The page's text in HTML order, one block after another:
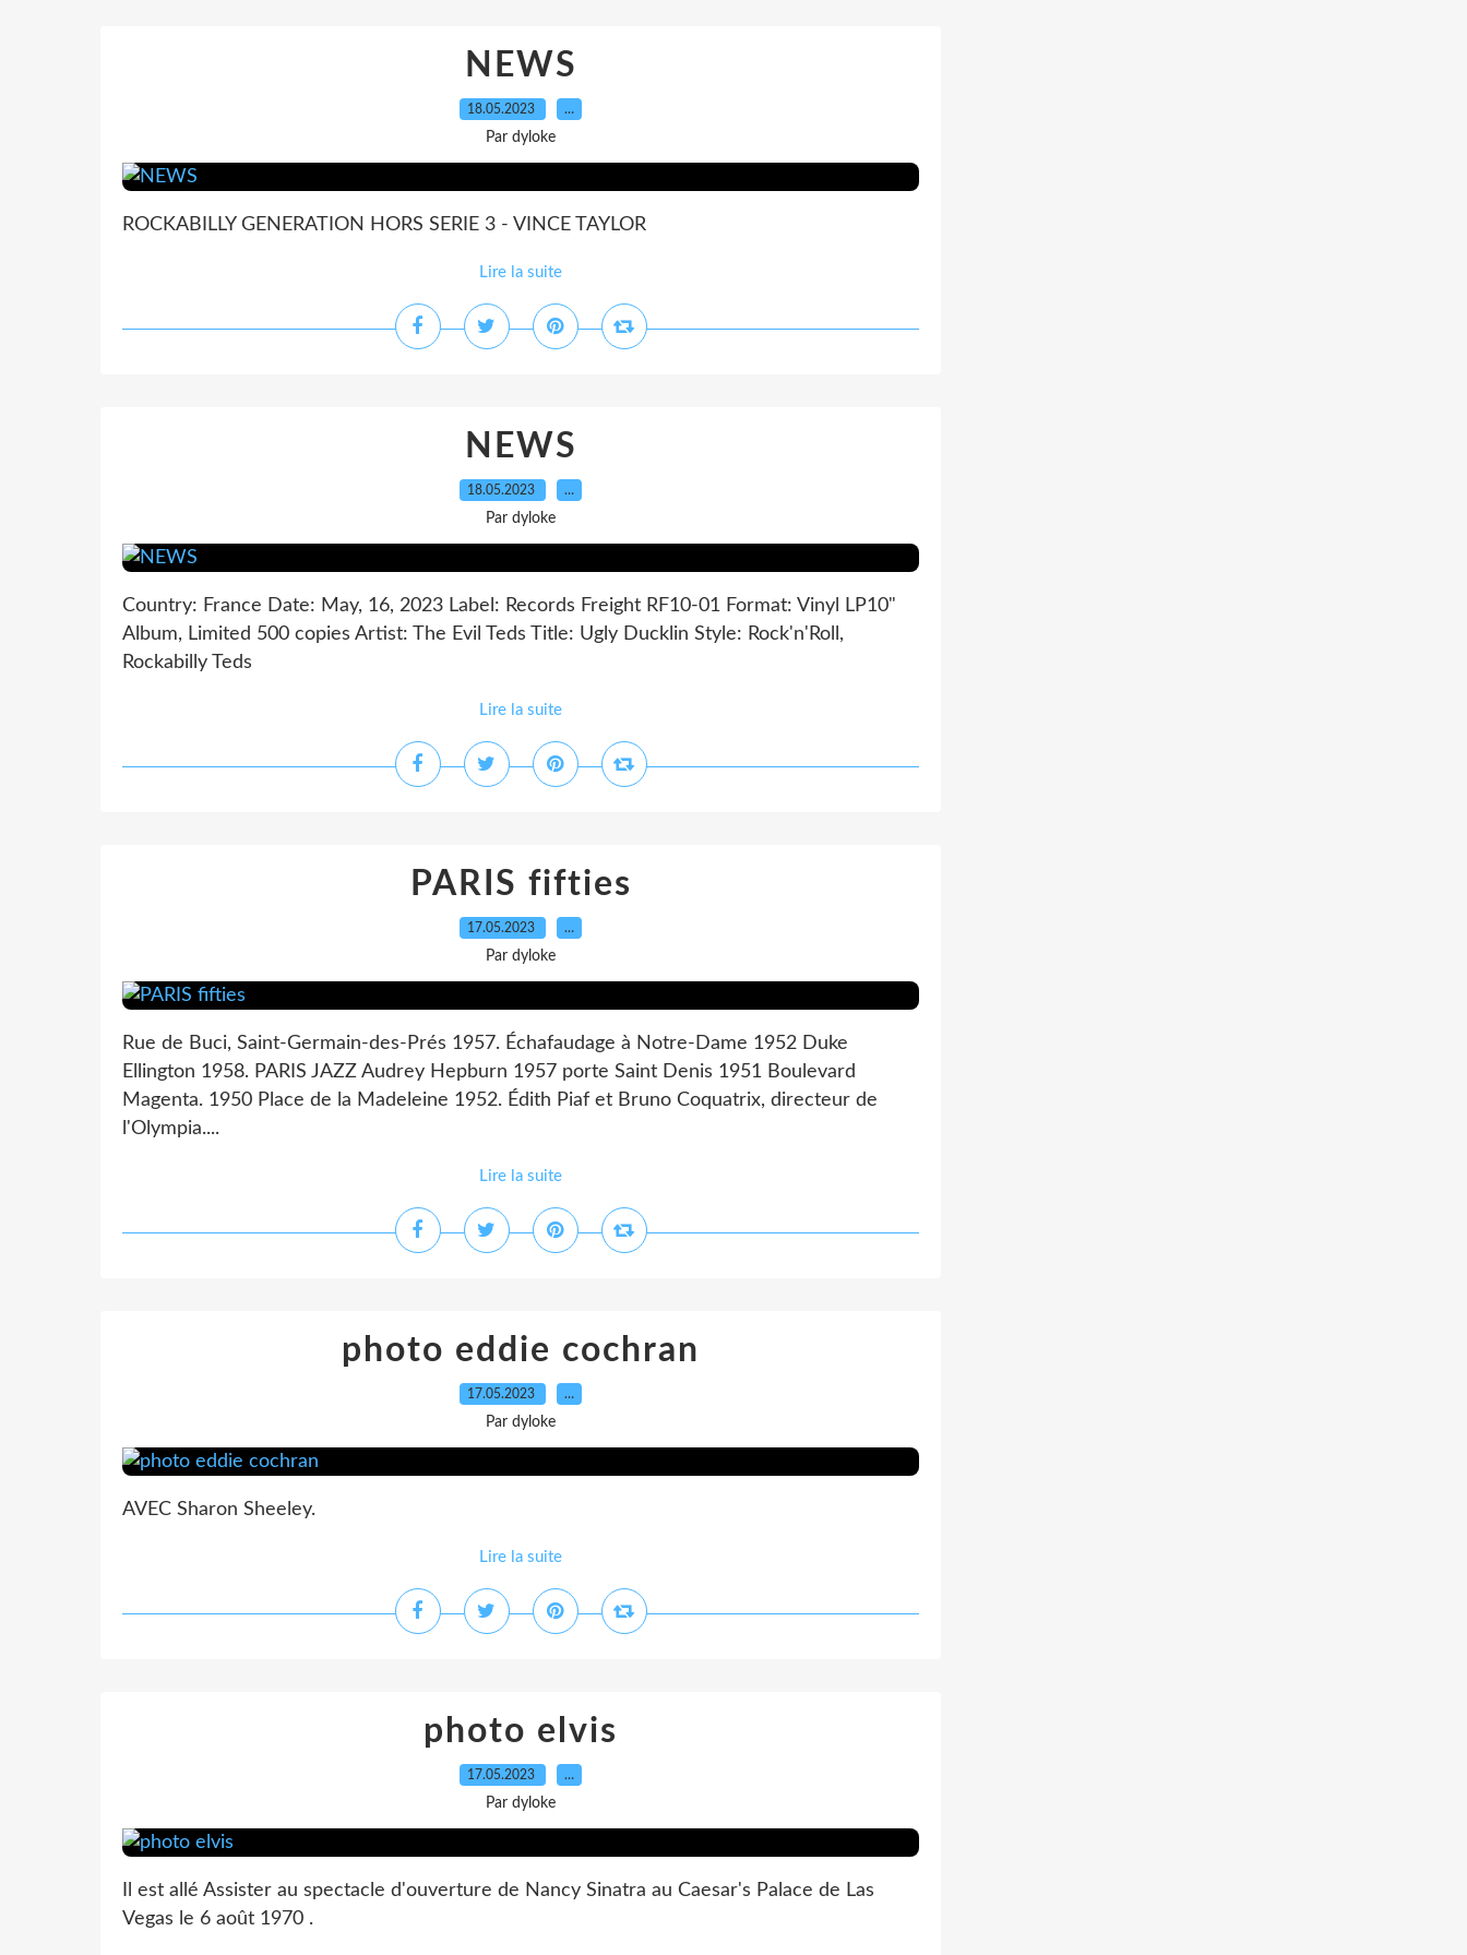
NEWS
18.05.2023 …
Par dyloke
ROCKABILLY GENERATION HORS SERIE 3 - VINCE TAYLOR
Lire la suite
NEWS
18.05.2023 …
Par dyloke
Country: France Date: May, 16, 2023 Label: Records Freight RF10-01 Format: Vinyl LP10"
Album, Limited 500 copies Artist: The Evil Teds Title: Ugly Ducklin Style: Rock'n'Roll,
Rockabilly Teds
Lire la suite
PARIS fifties
17.05.2023 …
Par dyloke
Rue de Buci, Saint-Germain-des-Prés 1957. Échafaudage à Notre-Dame 1952 Duke
Ellington 1958. PARIS JAZZ Audrey Hepburn 1957 porte Saint Denis 1951 Boulevard
Magenta. 1950 Place de la Madeleine 1952. Édith Piaf et Bruno Coquatrix, directeur de
l'Olympia....
Lire la suite
photo eddie cochran
17.05.2023 …
Par dyloke
AVEC Sharon Sheeley.
Lire la suite
photo elvis
17.05.2023 …
Par dyloke
Il est allé Assister au spectacle d'ouverture de Nancy Sinatra au Caesar's Palace de Las
Vegas le 6 août 1970 .